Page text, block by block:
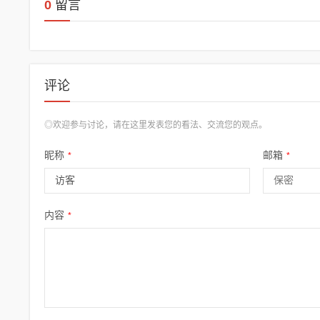
0 留言
评论
◎欢迎参与讨论，请在这里发表您的看法、交流您的观点。
昵称 * 邮箱 *
内容 *